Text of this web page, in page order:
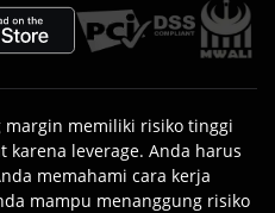
margin memiliki risiko tinggi
karena leverage. Anda harus
memahami cara kerja
mampu menanggung risiko